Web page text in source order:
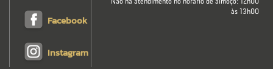
Facebook
Instagram
às 13h00